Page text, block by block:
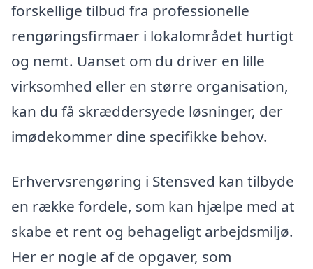
forskellige tilbud fra professionelle
rengøringsfirmaer i lokalområdet hurtigt
og nemt. Uanset om du driver en lille
virksomhed eller en større organisation,
kan du få skræddersyede løsninger, der
imødekommer dine specifikke behov.
Erhvervsrengøring i Stensved kan tilbyde
en række fordele, som kan hjælpe med at
skabe et rent og behageligt arbejdsmiljø.
Her er nogle af de opgaver, som